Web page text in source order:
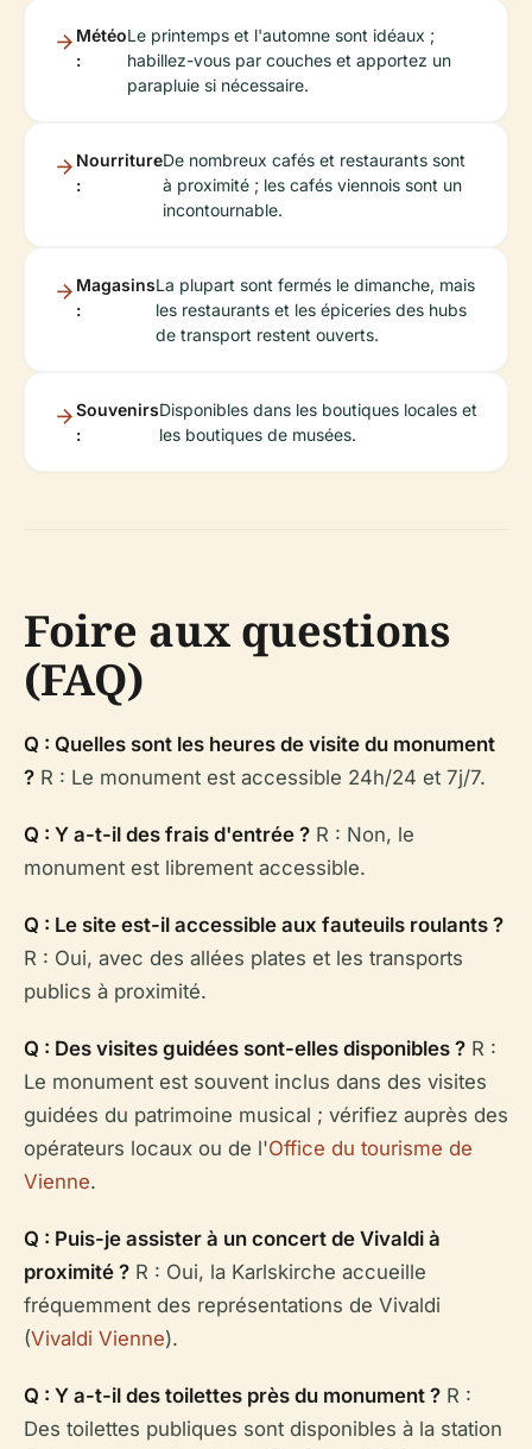
Météo
:
Le printemps et l'automne sont idéaux ;
habillez-vous par couches et apportez un
parapluie si nécessaire.
Nourriture
:
De nombreux cafés et restaurants sont
à proximité ; les cafés viennois sont un
incontournable.
Magasins
:
La plupart sont fermés le dimanche, mais
les restaurants et les épiceries des hubs
de transport restent ouverts.
Souvenirs
:
Disponibles dans les boutiques locales et
les boutiques de musées.
Foire aux questions
(FAQ)
Q : Quelles sont les heures de visite du monument
? R : Le monument est accessible 24h/24 et 7j/7.
Q : Y a-t-il des frais d'entrée ? R : Non, le
monument est librement accessible.
Q : Le site est-il accessible aux fauteuils roulants ?
R : Oui, avec des allées plates et les transports
publics à proximité.
Q : Des visites guidées sont-elles disponibles ? R :
Le monument est souvent inclus dans des visites
guidées du patrimoine musical ; vérifiez auprès des
opérateurs locaux ou de l'Office du tourisme de
Vienne.
Q : Puis-je assister à un concert de Vivaldi à
proximité ? R : Oui, la Karlskirche accueille
fréquemment des représentations de Vivaldi
(Vivaldi Vienne).
Q : Y a-t-il des toilettes près du monument ? R :
Des toilettes publiques sont disponibles à la station